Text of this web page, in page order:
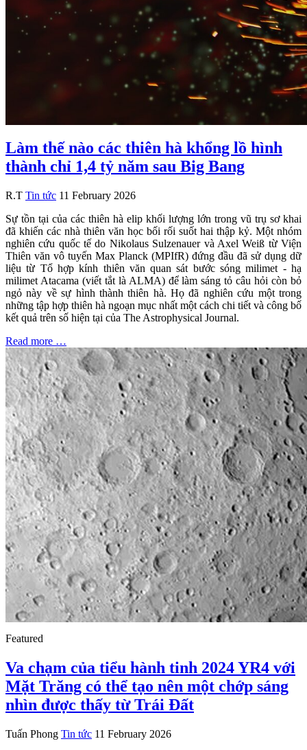
Làm thế nào các thiên hà khổng lồ hình
thành chỉ 1,4 tỷ năm sau Big Bang
R.T Tin tức 11 February 2026
Sự tồn tại của các thiên hà elip khối lượng lớn trong vũ trụ sơ khai
đã khiến các nhà thiên văn học bối rối suốt hai thập kỷ. Một nhóm
nghiên cứu quốc tế do Nikolaus Sulzenauer và Axel Weiß từ Viện
Thiên văn vô tuyến Max Planck (MPIfR) đứng đầu đã sử dụng dữ
liệu từ Tổ hợp kính thiên văn quan sát bước sóng milimet - hạ
milimet Atacama (viết tắt là ALMA) để làm sáng tỏ câu hỏi còn bỏ
ngỏ này về sự hình thành thiên hà. Họ đã nghiên cứu một trong
những tập hợp thiên hà ngoạn mục nhất một cách chi tiết và công bố
kết quả trên số hiện tại của The Astrophysical Journal.
Read more …
Featured
Va chạm của tiểu hành tinh 2024 YR4 với
Mặt Trăng có thể tạo nên một chớp sáng
nhìn được thấy từ Trái Đất
Tuấn Phong Tin tức 11 February 2026